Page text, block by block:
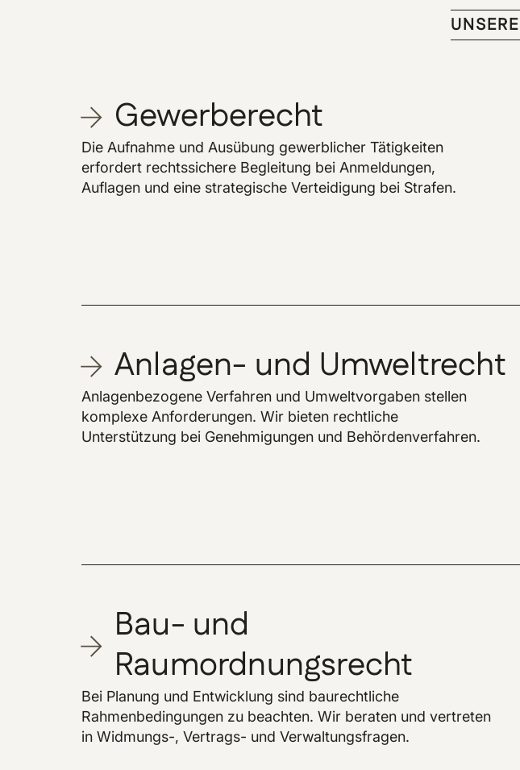
Gewerberecht
Die Aufnahme und Ausübung gewerblicher Tätigkeiten
erfordert rechtssichere Begleitung bei Anmeldungen,
Auflagen und eine strategische Verteidigung bei Strafen.
Anlagen- und Umweltrecht
Anlagenbezogene Verfahren und Umweltvorgaben stellen
komplexe Anforderungen. Wir bieten rechtliche
Unterstützung bei Genehmigungen und Behördenverfahren.
Bau- und
Raumordnungsrecht
Bei Planung und Entwicklung sind baurechtliche
Rahmenbedingungen zu beachten. Wir beraten und vertreten
in Widmungs-, Vertrags- und Verwaltungsfragen.